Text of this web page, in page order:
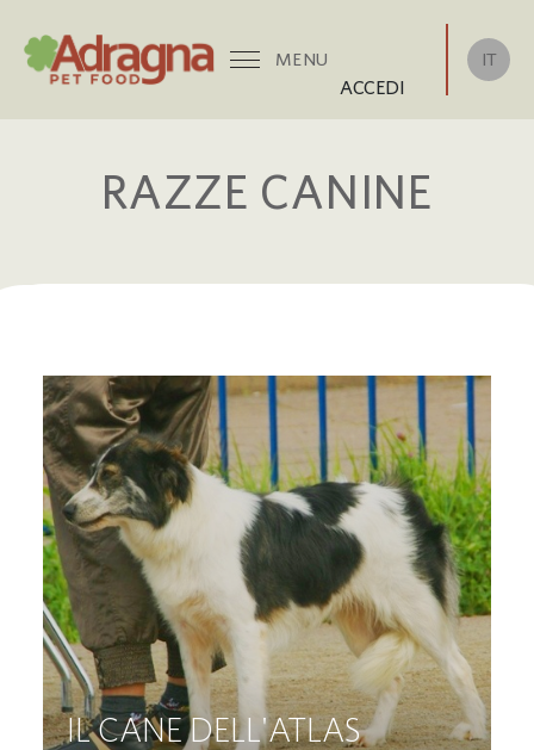
MENU
ACCEDI
IT
RAZZE CANINE
IL CANE DELL'ATLAS